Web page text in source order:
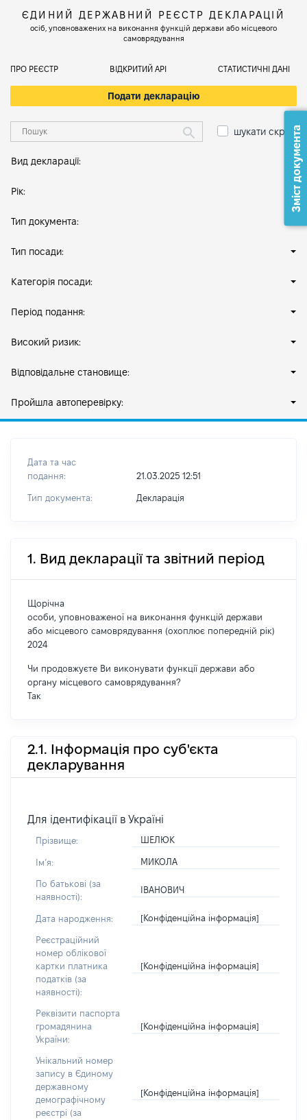
ЄДИНИЙ ДЕРЖАВНИЙ РЕЄСТР ДЕКЛАРАЦІЙ
осіб, уповноважених на виконання функцій держави або місцевого
самоврядування
ПРО РЕЄСТР ВІДКРИТИЙ АРІ СТАТИСТИЧНІ ДАНІ
Подати декларацію
шукати скрізь
Вид декларації:
Рік:
Тип документа:
Тип посади:
Категорія посади:
Період подання:
Високий ризик:
Відповідальне становище:
Пройшла автоперевірку:
Дата та час
подання:
21.03.2025 12:51
Тип документа: Декларація
1. Вид декларації та звітний період
Щорічна
особи, уповноваженої на виконання функцій держави
або місцевого самоврядування (охоплює попередній рік)
2024
Чи продовжуєте Ви виконувати функції держави або
органу місцевого самоврядування?
Так
2.1. Інформація про суб'єкта
декларування
Для ідентифікації в Україні
Прізвище: ШЕЛЮК
Імʼя: МИКОЛА
По батькові (за
наявності):
ІВАНОВИЧ
Дата народження: [Конфіденційна інформація]
Реєстраційний
номер облікової
картки платника
податків (за
наявності):
[Конфіденційна інформація]
Реквізити паспорта
громадянина
України:
[Конфіденційна інформація]
Унікальний номер
запису в Єдиному
державному
демографічному
реєстрі (за
[Конфіденційна інформація]
Зміст документа